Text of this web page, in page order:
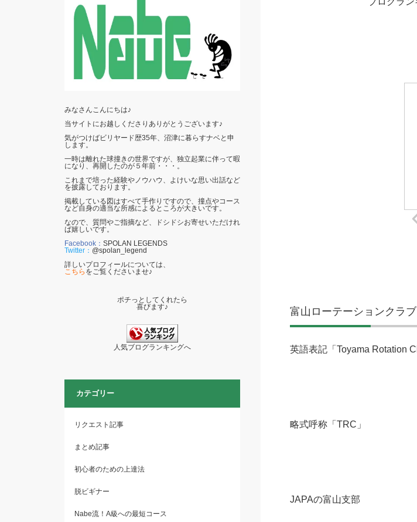
富山ローテーションクラ
英語表記「Toyama Rotation
略式呼称「TRC」
JAPAの富山支部
みなさんこんにちは♪
当サイトにお越しくださりありがとうございます♪
気がつけばビリヤード歴35年、沼津に暮らすナベと申
します。
一時は離れた球撞きの世界ですが、独立起業に伴って暇
になり、再開したのが５年前・・・。
これまで培った経験やノウハウ、よけいな思い出話など
を披露しております。
掲載している図はすべて手作りですので、撞点やコース
など自身の適当な所感によるところが大きいです。
なので、質問やご指摘など、ドシドシお寄せいただけれ
ば嬉しいです。
Facebook： SPOLAN LEGENDS
Twitter： @spolan_legend
詳しいプロフィールについては、
こちら をご覧くださいませ♪
ポチっとしてくれたら
喜びます♪
人気ブログランキングへ
カテゴリー
リクエスト記事
まとめ記事
初心者のための上達法
脱ビギナー
Nabe流！A級への最短コース